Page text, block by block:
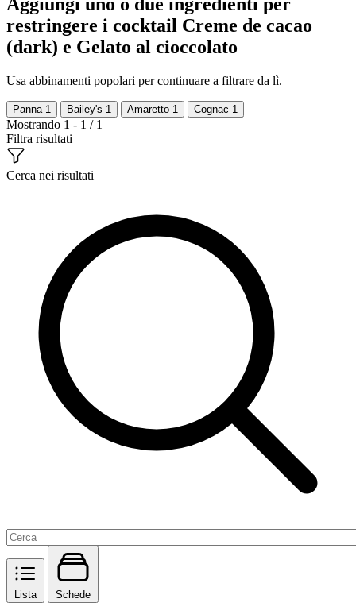
restringere i cocktail Creme de cacao
(dark) e Gelato al cioccolato
Usa abbinamenti popolari per continuare a filtrare da lì.
Panna 1 Bailey's 1 Amaretto 1 Cognac 1
Mostrando 1 - 1 / 1
Filtra risultati
Cerca nei risultati
Lista Schede